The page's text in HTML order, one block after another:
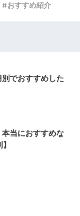
おすすめ紹介
でおすすめした
当におすすめな